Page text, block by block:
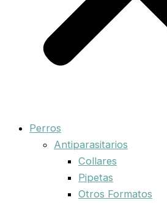
Perros
Antiparasitarios
Collares
Pipetas
Otros Formatos